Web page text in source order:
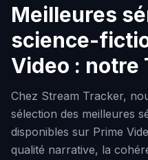
Meilleures
science-
Video : notre
Chez Stream Tracker,
sélection des meilleures
disponibles sur Prime
qualité narrative, la